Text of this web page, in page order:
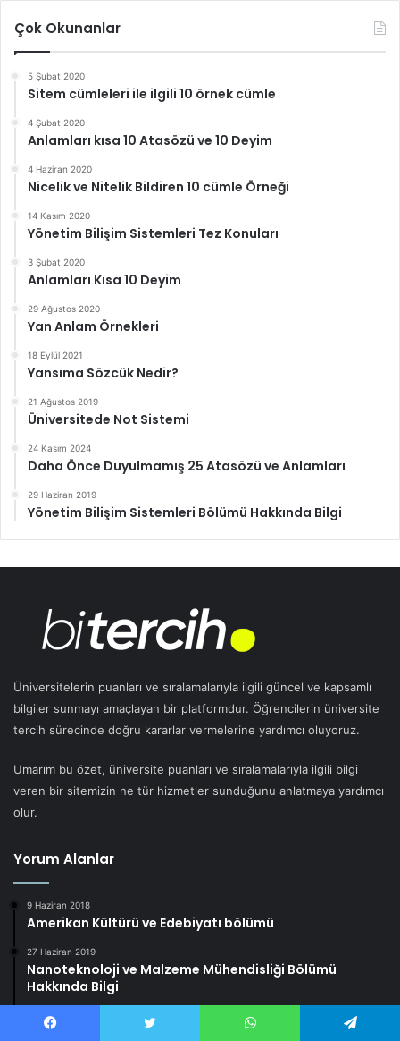
Çok Okunanlar
5 Şubat 2020
Sitem cümleleri ile ilgili 10 örnek cümle
4 Şubat 2020
Anlamları kısa 10 Atasözü ve 10 Deyim
4 Haziran 2020
Nicelik ve Nitelik Bildiren 10 cümle Örneği
14 Kasım 2020
Yönetim Bilişim Sistemleri Tez Konuları
3 Şubat 2020
Anlamları Kısa 10 Deyim
29 Ağustos 2020
Yan Anlam Örnekleri
18 Eylül 2021
Yansıma Sözcük Nedir?
21 Ağustos 2019
Üniversitede Not Sistemi
24 Kasım 2024
Daha Önce Duyulmamış 25 Atasözü ve Anlamları
29 Haziran 2019
Yönetim Bilişim Sistemleri Bölümü Hakkında Bilgi
Üniversitelerin puanları ve sıralamalarıyla ilgili güncel ve kapsamlı
bilgiler sunmayı amaçlayan bir platformdur. Öğrencilerin üniversite
tercih sürecinde doğru kararlar vermelerine yardımcı oluyoruz.
Umarım bu özet, üniversite puanları ve sıralamalarıyla ilgili bilgi
veren bir sitemizin ne tür hizmetler sunduğunu anlatmaya yardımcı
olur.
Yorum Alanlar
9 Haziran 2018
Amerikan Kültürü ve Edebiyatı bölümü
27 Haziran 2019
Nanoteknoloji ve Malzeme Mühendisliği Bölümü
Hakkında Bilgi
13 Ağustos 2018
Elektronik ve haberleşme Mühendisliği bölümü